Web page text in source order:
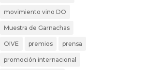
movimiento vino DO
Muestra de Garnachas
OIVE premios prensa
promoción internacional